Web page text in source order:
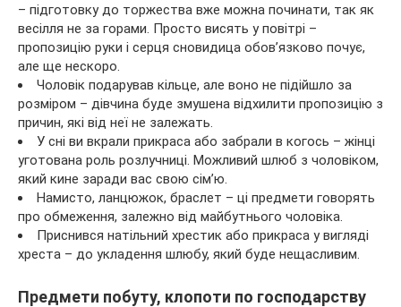
– підготовку до торжества вже можна починати, так як
весілля не за горами. Просто висять у повітрі –
пропозицію руки і серця сновидица обов’язково почує,
але ще нескоро.
Чоловік подарував кільце, але воно не підійшло за
розміром – дівчина буде змушена відхилити пропозицію з
причин, які від неї не залежать.
У сні ви вкрали прикраса або забрали в когось – жінці
уготована роль розлучниці. Можливий шлюб з чоловіком,
який кине заради вас свою сім’ю.
Намисто, ланцюжок, браслет – ці предмети говорять
про обмеження, залежно від майбутнього чоловіка.
Приснився натільний хрестик або прикраса у вигляді
хреста – до укладення шлюбу, який буде нещасливим.
Предмети побуту, клопоти по господарству